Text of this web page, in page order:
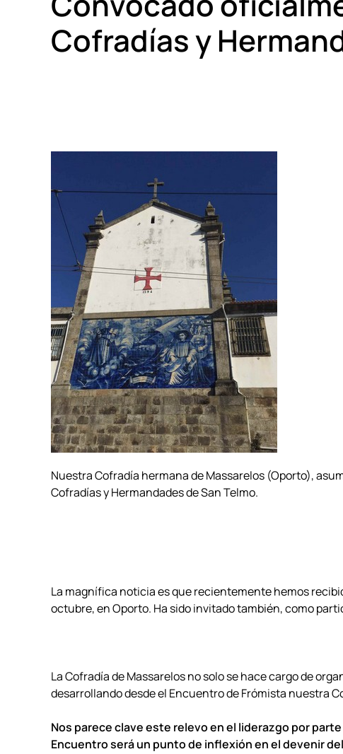
Cofradías y
Nuestra Cofradía hermana de Massarelos (Oporto),
Cofradías y Hermandades de San Telmo.
La magnífica noticia es que recientemente hemos
octubre, en Oporto. Ha sido invitado también, como
La Cofradía de Massarelos no solo se hace cargo de
desarrollando desde el Encuentro de Frómista nuestra
Nos parece clave este relevo en el liderazgo por
Encuentro será un punto de inflexión en el devenir